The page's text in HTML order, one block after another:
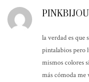
PINKBIJOU
la verdad es que
pintalabios pero
mismos colores
más cómoda me